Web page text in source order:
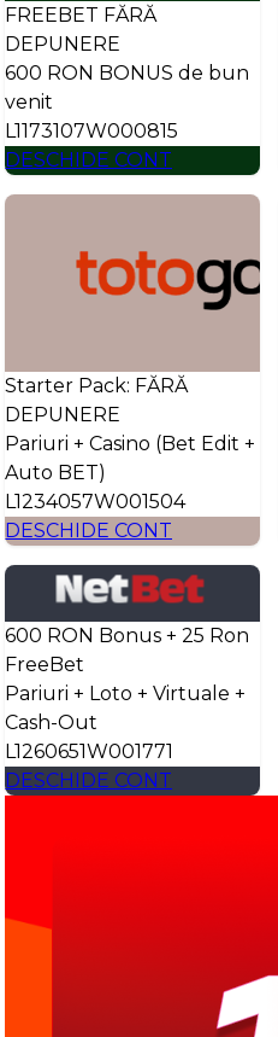
FREEBET FĂRĂ
DEPUNERE
600 RON BONUS de bun
venit
L1173107W000815
DESCHIDE CONT
Starter Pack: FĂRĂ
DEPUNERE
Pariuri + Casino (Bet Edit +
Auto BET)
L1234057W001504
DESCHIDE CONT
600 RON Bonus + 25 Ron
FreeBet
Pariuri + Loto + Virtuale +
Cash-Out
L1260651W001771
DESCHIDE CONT